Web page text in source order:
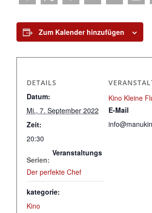
Zum Kalender hinzufügen
DETAILS
Datum:
Mi., 7. September 2022
Zeit:
20:30
Serien:
Der perfekte Chef
Veranstaltungs
kategorie:
Kino
Kino Kleine
E-Mail